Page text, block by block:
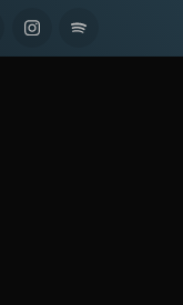
InstagramSpotify